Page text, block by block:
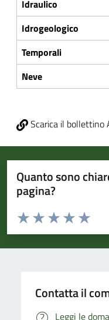
Idraulico
Idrogeologico
Temporali
Neve
Scarica il bollettino
Quanto sono
pagina?
Valuta da 1 a 5 stelle la
Valuta
Valuta 4
Valuta 3 stelle
Valuta 2 stelle su 5
Valuta 1 stelle su 5
Contatta il
Leggi le